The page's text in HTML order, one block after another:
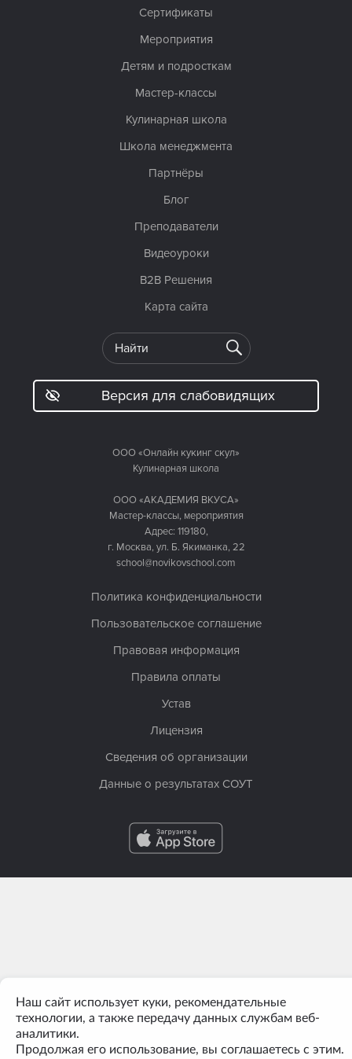
ООО «Онлайн кукинг скул»
Кулинарная школа
ООО «АКАДЕМИЯ ВКУСА»
Мастер-классы, мероприятия
Адрес: 119180,
г. Москва, ул. Б. Якиманка, 22
school@novikovschool.com
Политика конфиденциальности
Пользовательское соглашение
Правовая информация
Правила оплаты
Устав
Лицензия
Сведения об организации
Данные о результатах СОУТ
Сертификаты
Мероприятия
Детям и подросткам
Мастер-классы
Кулинарная школа
Школа менеджмента
Партнёры
Блог
Преподаватели
Видеоуроки
B2B Решения
Карта сайта
Версия для слабовидящих
Наш сайт использует куки, рекомендательные
технологии, а также передачу данных службам веб-
аналитики.
Продолжая его использование, вы соглашаетесь с этим.